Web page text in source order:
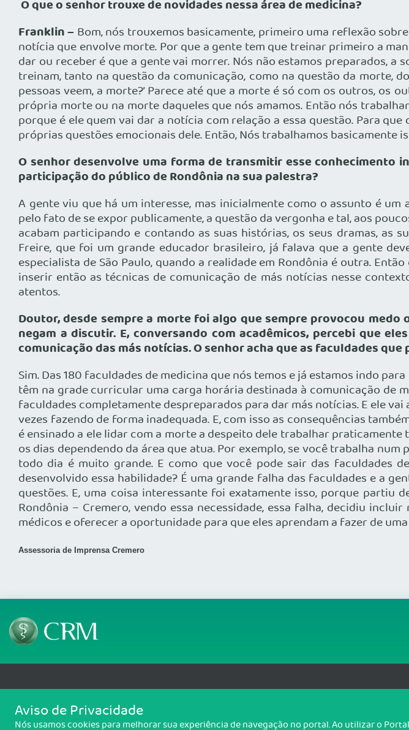
O que o senhor trouxe de novidades nessa área de medicina?
Franklin – Bom, nós trouxemos basicamente, primeiro uma reflexão
notícia que envolve morte. Por que a gente tem que treinar primeiro a
dar ou receber é que a gente vai morrer. Nós não estamos preparados, a
treinam, tanto na questão da comunicação, como na questão da morte,
pessoas veem, a morte?’ Parece até que a morte é só com os outros, os
própria morte ou na morte daqueles que nós amamos. Então nós
porque é ele quem vai dar a notícia com relação a essa questão. Para
próprias questões emocionais dele. Então, Nós trabalhamos basicamente
O senhor desenvolve uma forma de transmitir esse conhecimento
participação do público de Rondônia na sua palestra?
A gente viu que há um interesse, mas inicialmente como o assunto é
pelo fato de se expor publicamente, a questão da vergonha e tal, aos
acabam participando e contando as suas histórias, os seus dramas, as
Freire, que foi um grande educador brasileiro, já falava que a gente
especialista de São Paulo, quando a realidade em Rondônia é outra.
inserir então as técnicas de comunicação de más notícias nesse
atentos.
Doutor, desde sempre a morte foi algo que sempre provocou
negam a discutir. E, conversando com acadêmicos, percebi que
comunicação das más notícias. O senhor acha que as faculdades
Sim. Das 180 faculdades de medicina que nós temos e já estamos indo
têm na grade curricular uma carga horária destinada à comunicação de
faculdades completamente despreparados para dar más notícias. E ele
vezes fazendo de forma inadequada. E, com isso as consequências
é ensinado a ele lidar com a morte a despeito dele trabalhar
os dias dependendo da área que atua. Por exemplo, se você trabalha
todo dia é muito grande. E como que você pode sair das faculdades
desenvolvido essa habilidade? É uma grande falha das faculdades e a
questões. E, uma coisa interessante foi exatamente isso, porque partiu
Rondônia – Cremero, vendo essa necessidade, essa falha, decidiu
médicos e oferecer a oportunidade para que eles aprendam a fazer de
Assessoria de Imprensa Cremero
Avenida dos Imigrantes, 3414, Liberdade, Porto Velho/RO - CEP: 76803-850
Copyright 2026 CREMERO. Todos os direitos reservados.
Aviso de Privacidade
Nós usamos cookies para melhorar sua experiência de navegação no portal. Ao utilizar o